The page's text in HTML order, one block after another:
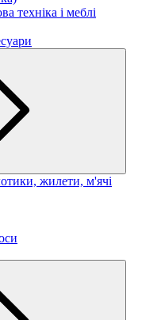
техніка і меблі
жилети, м'ячі